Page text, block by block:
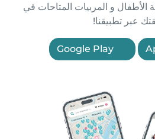
و المربيات المتاحات في
عبر تطبيقنا!